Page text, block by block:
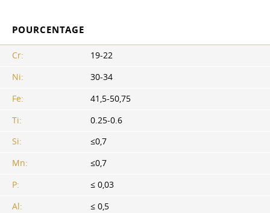
POURCENTAGE
Cr:
19-22
Ni:
30-34
Fe:
41,5-50,75
Ti:
0.25-0.6
Si:
≤0,7
Mn:
≤0,7
P:
≤ 0,03
Al:
≤ 0,5